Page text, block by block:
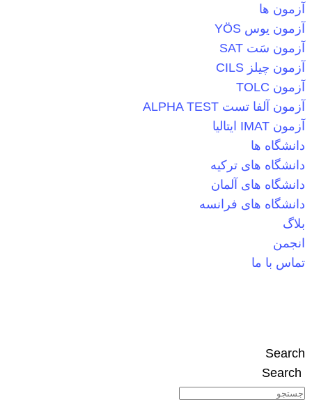
آزمون ها
آزمون یوس YÖS
آزمون سَت SAT
آزمون چیلز CILS‌
آزمون TOLC
آزمون آلفا تست ALPHA TEST
آزمون IMAT ایتالیا
دانشگاه ها
دانشگاه های ترکیه
دانشگاه های آلمان
دانشگاه های فرانسه
بلاگ
انجمن
تماس با ما
Search
Search